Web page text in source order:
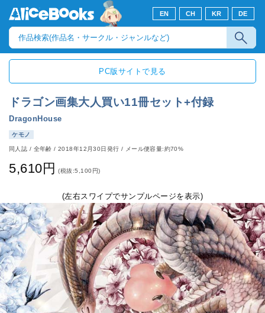
EN CH KR DE
PC版サイトで見る
ドラゴン画集大人買い11冊セット+付録
DragonHouse
ケモノ
同人誌 / 全年齢/2018年12月30日発行 / メール便容量:約70%
5,610円 (税抜:5,100円)
(左右スワイプでサンプルページを表示)